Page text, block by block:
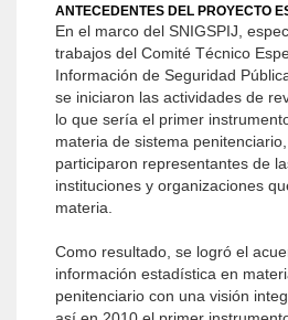
ANTECEDENTES DEL PROYECTO
En el marco del SNIGSPIJ,
trabajos del Comité Técnico
Información de Seguridad
se iniciaron las actividades de
lo que sería el primer
materia de sistema
participaron representantes de
instituciones y organizaciones
materia.
Como resultado, se logró el
información estadística en
penitenciario con una visión